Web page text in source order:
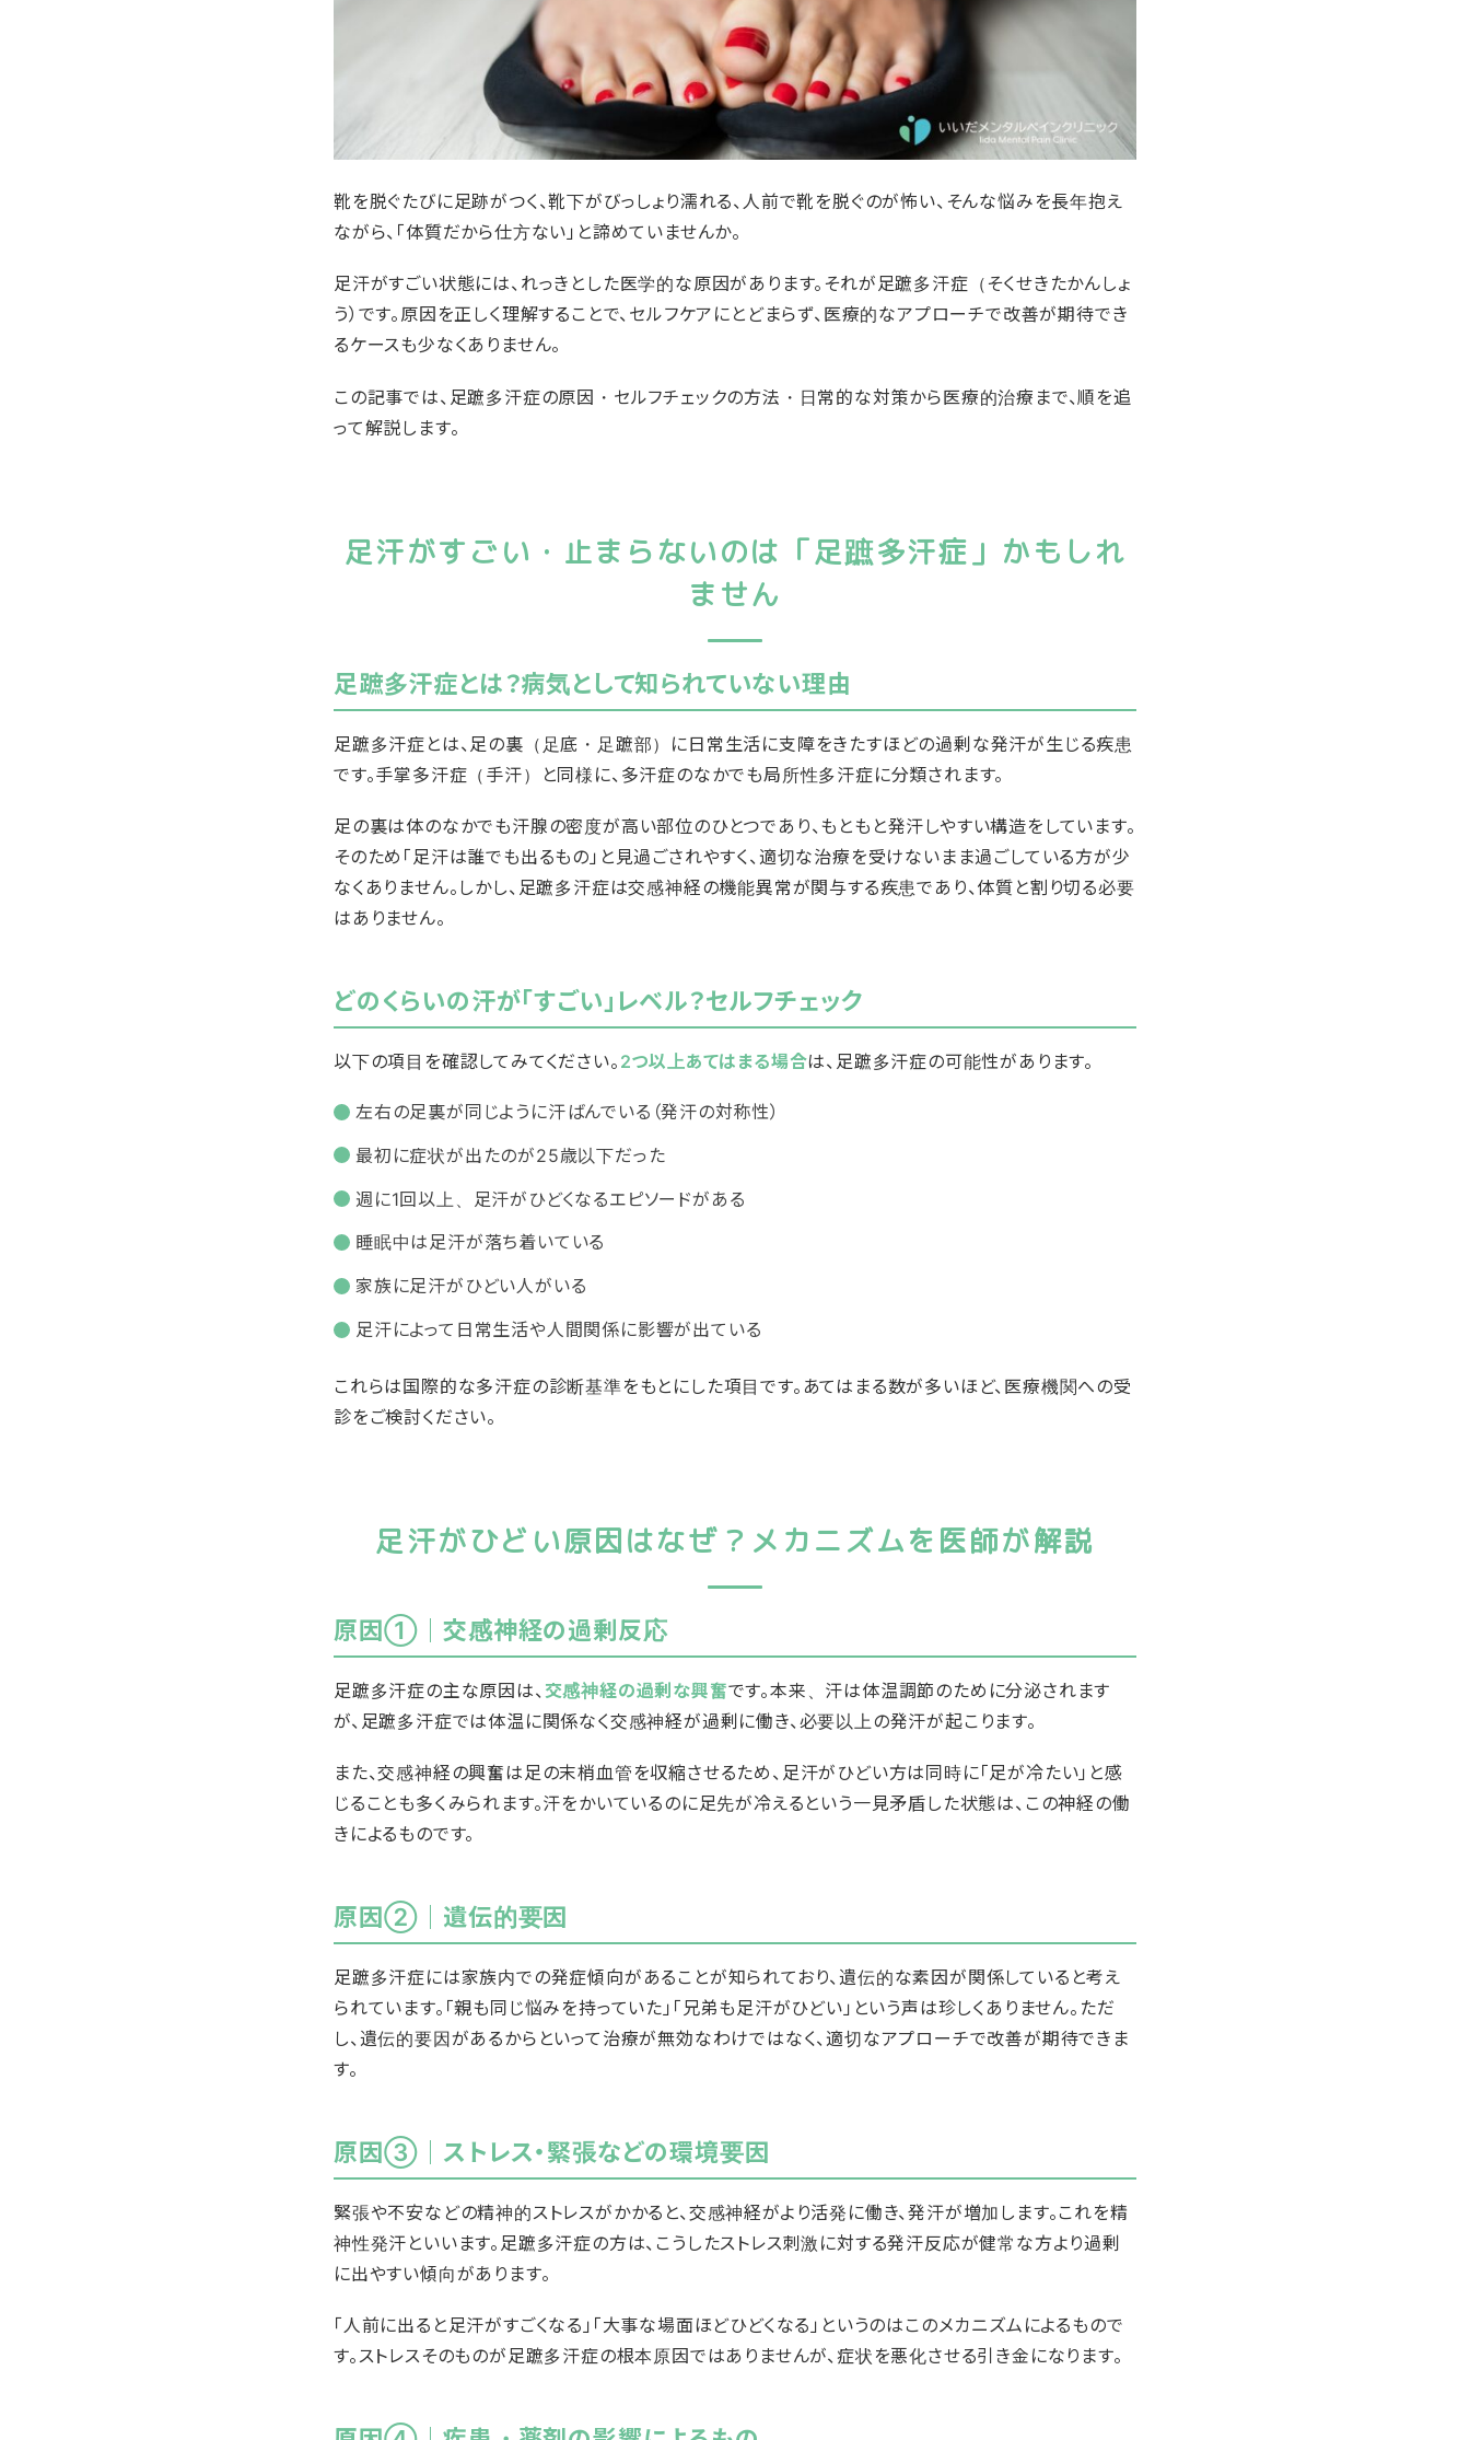
靴を脱ぐたびに足跡がつく、靴下がびっしょり濡れる、人前で靴を脱ぐのが怖い、そんな悩みを長年抱え
ながら、「体質だから仕方ない」と諦めていませんか。
足汗がすごい状態には、れっきとした医学的な原因があります。それが足蹠多汗症（そくせきたかんしょ
う）です。原因を正しく理解することで、セルフケアにとどまらず、医療的なアプローチで改善が期待でき
るケースも少なくありません。
この記事では、足蹠多汗症の原因・セルフチェックの方法・日常的な対策から医療的治療まで、順を追
って解説します。
足汗がすごい・止まらないのは「足蹠多汗症」かもしれ
ません
足蹠多汗症とは？病気として知られていない理由
足蹠多汗症とは、足の裏（足底・足蹠部）に日常生活に支障をきたすほどの過剰な発汗が生じる疾患
です。手掌多汗症（手汗）と同様に、多汗症のなかでも局所性多汗症に分類されます。
足の裏は体のなかでも汗腺の密度が高い部位のひとつであり、もともと発汗しやすい構造をしています。
そのため「足汗は誰でも出るもの」と見過ごされやすく、適切な治療を受けないまま過ごしている方が少
なくありません。しかし、足蹠多汗症は交感神経の機能異常が関与する疾患であり、体質と割り切る必要
はありません。
どのくらいの汗が「すごい」レベル？セルフチェック
以下の項目を確認してみてください。 2つ以上あてはまる場合は、足蹠多汗症の可能性があります。
左右の足裏が同じように汗ばんでいる（発汗の対称性）
最初に症状が出たのが25歳以下だった
週に1回以上、足汗がひどくなるエピソードがある
睡眠中は足汗が落ち着いている
家族に足汗がひどい人がいる
足汗によって日常生活や人間関係に影響が出ている
これらは国際的な多汗症の診断基準をもとにした項目です。あてはまる数が多いほど、医療機関への受
診をご検討ください。
足汗がひどい原因はなぜ？メカニズムを医師が解説
原因①｜交感神経の過剰反応
足蹠多汗症の主な原因は、交感神経の過剰な興奮です。本来、汗は体温調節のために分泌されます
が、足蹠多汗症では体温に関係なく交感神経が過剰に働き、必要以上の発汗が起こります。
また、交感神経の興奮は足の末梢血管を収縮させるため、足汗がひどい方は同時に「足が冷たい」と感
じることも多くみられます。汗をかいているのに足先が冷えるという一見矛盾した状態は、この神経の働
きによるものです。
原因②｜遺伝的要因
足蹠多汗症には家族内での発症傾向があることが知られており、遺伝的な素因が関係していると考え
られています。「親も同じ悩みを持っていた」「兄弟も足汗がひどい」という声は珍しくありません。ただ
し、遺伝的要因があるからといって治療が無効なわけではなく、適切なアプローチで改善が期待できま
す。
原因③｜ストレス・緊張などの環境要因
緊張や不安などの精神的ストレスがかかると、交感神経がより活発に働き、発汗が増加します。これを精
神性発汗といいます。足蹠多汗症の方は、こうしたストレス刺激に対する発汗反応が健常な方より過剰
に出やすい傾向があります。
「人前に出ると足汗がすごくなる」「大事な場面ほどひどくなる」というのはこのメカニズムによるもので
す。ストレスそのものが足蹠多汗症の根本原因ではありませんが、症状を悪化させる引き金になります。